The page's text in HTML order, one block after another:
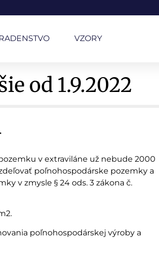
VZORY
od 1.9.2022
v extraviláne už nebude 2000
poľnohospodárske pozemky a
v zmysle § 24 ods. 3 zákona č.
poľnohospodárskej výroby a